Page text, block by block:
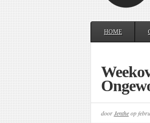
HOME
doorJentheop